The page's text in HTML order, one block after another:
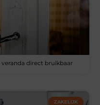
direct bruikbaar
ZAKELIJK